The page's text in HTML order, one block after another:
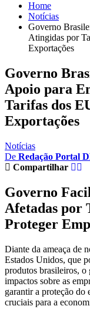
Home
Notícias
Governo
Atingidas por
Exportações
Governo
Apoio para
Tarifas dos
Exportações
Notícias
De Redação Portal
Compartilhar
Governo
Afetadas por
Proteger
Diante da ameaça de
Estados Unidos, que
produtos brasileiros, o
impactos sobre as
garantir a proteção do
cruciais para a